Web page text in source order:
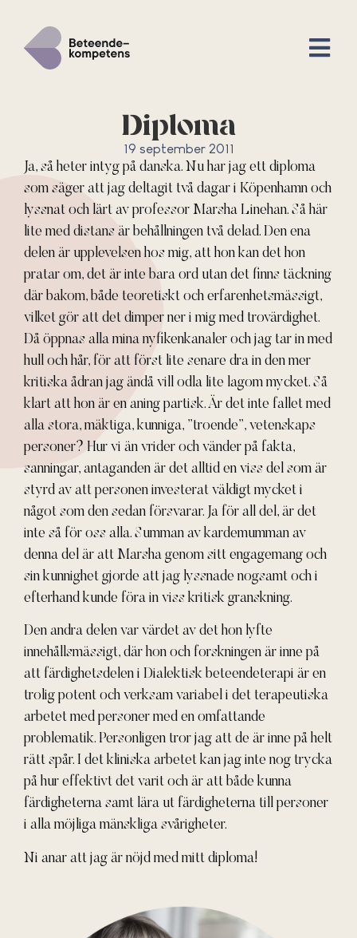
Diploma
19 september 2011
Ja, så heter intyg på danska. Nu har jag ett diploma
som säger att jag deltagit två dagar i Köpenhamn och
lyssnat och lärt av professor Marsha Linehan. Så här
lite med distans är behållningen två delad. Den ena
delen är upplevelsen hos mig, att hon kan det hon
pratar om, det är inte bara ord utan det finns täckning
där bakom, både teoretiskt och erfarenhetsmässigt,
vilket gör att det dimper ner i mig med trovärdighet.
Då öppnas alla mina nyfikenkanaler och jag tar in med
hull och hår, för att först lite senare dra in den mer
kritiska ådran jag ändå vill odla lite lagom mycket. Så
klart att hon är en aning partisk. Är det inte fallet med
alla stora, mäktiga, kunniga, ”troende”, vetenskaps
personer? Hur vi än vrider och vänder på fakta,
sanningar, antaganden är det alltid en viss del som är
styrd av att personen investerat väldigt mycket i
något som den sedan försvarar. Ja för all del, är det
inte så för oss alla. Summan av kardemumman av
denna del är att Marsha genom sitt engagemang och
sin kunnighet gjorde att jag lyssnade nogsamt och i
efterhand kunde föra in viss kritisk granskning.
Den andra delen var värdet av det hon lyfte
innehållsmässigt, där hon och forskningen är inne på
att färdighetsdelen i Dialektisk beteendeterapi är en
trolig potent och verksam variabel i det terapeutiska
arbetet med personer med en omfattande
problematik. Personligen tror jag att de är inne på helt
rätt spår. I det kliniska arbetet kan jag inte nog trycka
på hur effektivt det varit och är att både kunna
färdigheterna samt lära ut färdigheterna till personer
i alla möjliga mänskliga svårigheter.
Ni anar att jag är nöjd med mitt diploma!